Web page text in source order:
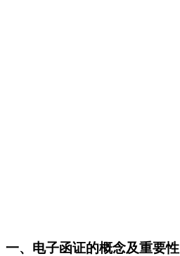
一、电子函证的概念及重要性